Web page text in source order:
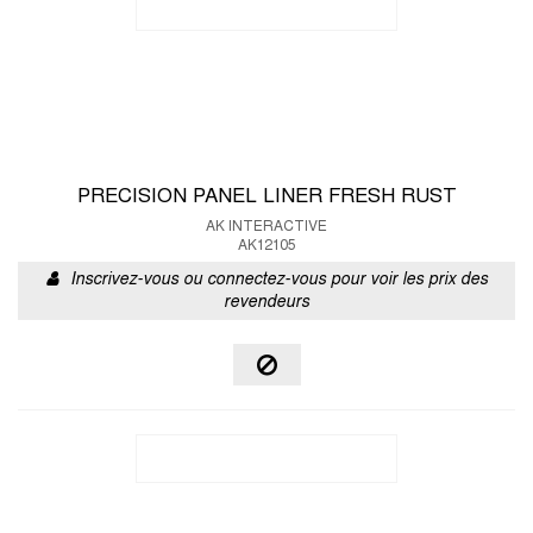
PRECISION PANEL LINER FRESH RUST
AK INTERACTIVE
AK12105
Inscrivez-vous ou connectez-vous pour voir les prix des
revendeurs